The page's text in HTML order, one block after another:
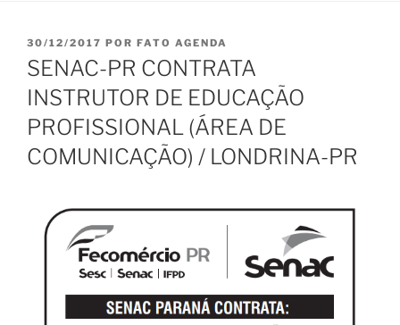
PUBLICADO
EM
30/12/2017 POR FATO AGENDA
SENAC-PR CONTRATA
INSTRUTOR DE EDUCAÇÃO
PROFISSIONAL (ÁREA DE
COMUNICAÇÃO) / LONDRINA-PR